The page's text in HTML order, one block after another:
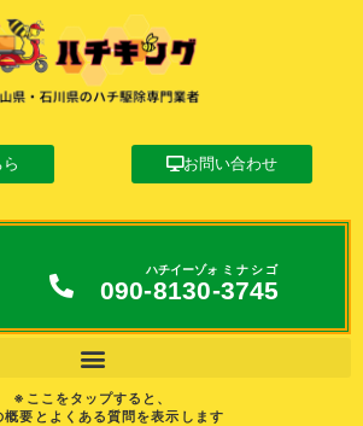
お問い合わせ
090-8130
ハチイーゾォ
-3745
ミナシゴ
※ここをタップすると、
概要とよくある質問を表示します